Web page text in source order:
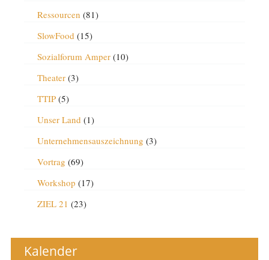
Ressourcen (81)
SlowFood (15)
Sozialforum Amper(10)
Theater(3)
TTIP(5)
Unser Land (1)
Unternehmensauszeichnung (3)
Vortrag (69)
Workshop (17)
ZIEL 21 (23)
Kalender